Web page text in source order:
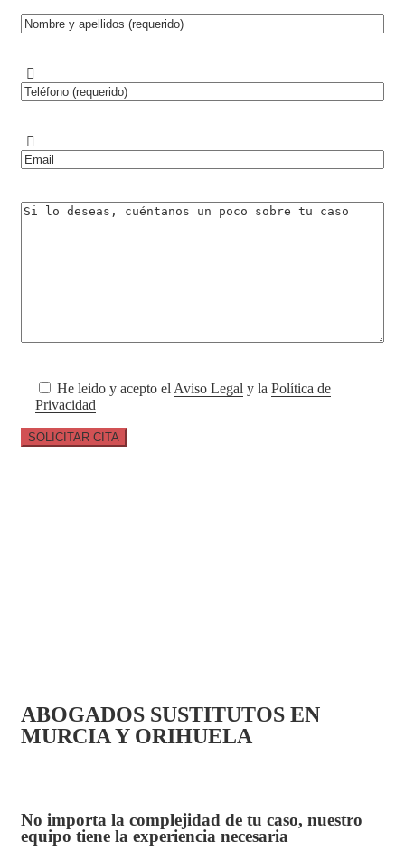
He leido y acepto el Aviso Legal y la Política de
Privacidad
ABOGADOS SUSTITUTOS EN
MURCIA Y ORIHUELA
No importa la complejidad de tu caso, nuestro
equipo tiene la experiencia necesaria